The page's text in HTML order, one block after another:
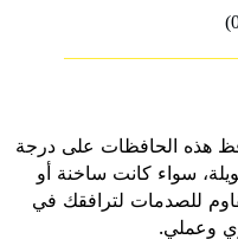
هذه الحافظات على درجة
سواء كانت ساخنة أو
للصدمات لترافقك في
وعملي.